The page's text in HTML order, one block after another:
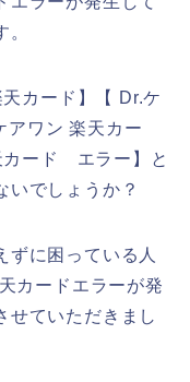
カード】【 Dr.ケ
ワン 楽天カー
カード エラー】と
いでしょうか？
ずに困っている人
カードエラーが発
せていただきまし